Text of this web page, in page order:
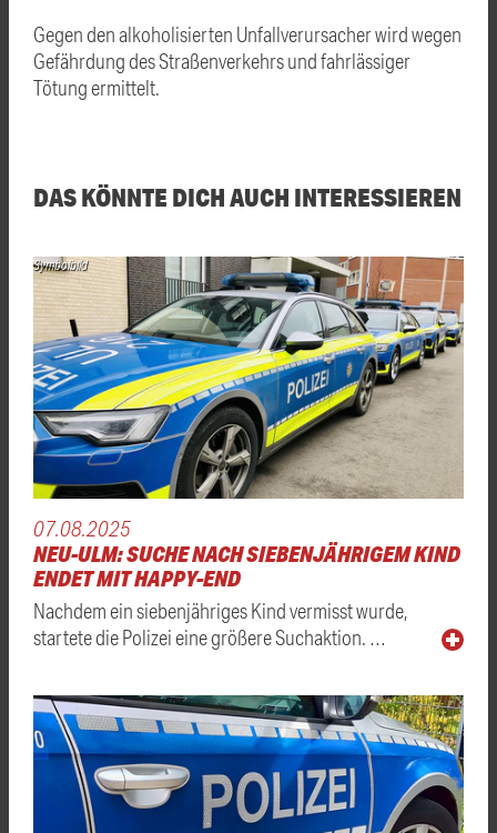
Gegen den alkoholisierten Unfallverursacher wird wegen
Gefährdung des Straßenverkehrs und fahrlässiger
Tötung ermittelt.
DAS KÖNNTE DICH AUCH INTERESSIEREN
Symbolbild
07.08.2025
NEU-ULM: SUCHE NACH SIEBENJÄHRIGEM KIND
ENDET MIT HAPPY-END
Nachdem ein siebenjähriges Kind vermisst wurde,
startete die Polizei eine größere Suchaktion. …